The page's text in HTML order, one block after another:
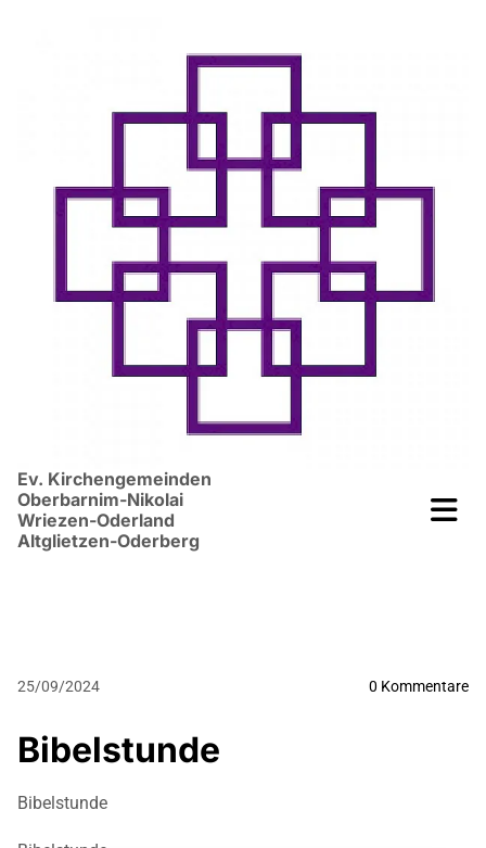
Ev. Kirchengemeinden
Oberbarnim-Nikolai
Wriezen-Oderland
Altglietzen-Oderberg
25/09/2024 0 Kommentare
Bibelstunde
Bibelstunde